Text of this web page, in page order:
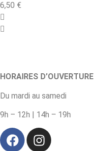
6,50 €
HORAIRES D’OUVERTURE
Du mardi au samedi
9h – 12h | 14h – 19h